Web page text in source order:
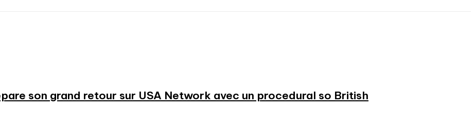
son grand retour sur USA Network avec un procedural so British